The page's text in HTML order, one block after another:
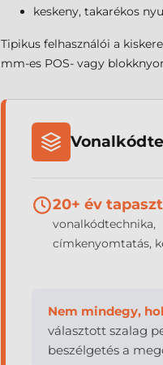
keskeny, takarékos
Tipikus felhasználói a
mm-es POS- vagy
20+ év
vonalkódtechnika,
címkenyomtatás,
Nem mindegy,
választott szalag
beszélgetés a